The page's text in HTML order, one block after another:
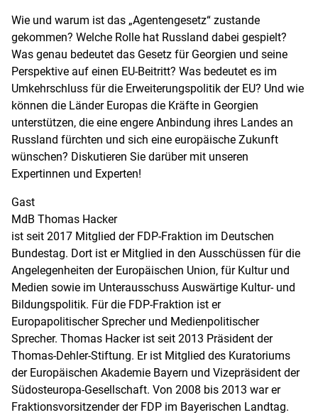
Wie und warum ist das „Agentengesetz“ zustande
gekommen? Welche Rolle hat Russland dabei gespielt?
Was genau bedeutet das Gesetz für Georgien und seine
Perspektive auf einen EU-Beitritt? Was bedeutet es im
Umkehrschluss für die Erweiterungspolitik der EU? Und wie
können die Länder Europas die Kräfte in Georgien
unterstützen, die eine engere Anbindung ihres Landes an
Russland fürchten und sich eine europäische Zukunft
wünschen? Diskutieren Sie darüber mit unseren
Expertinnen und Experten!
Gast
MdB Thomas Hacker
ist seit 2017 Mitglied der FDP-Fraktion im Deutschen
Bundestag. Dort ist er Mitglied in den Ausschüssen für die
Angelegenheiten der Europäischen Union, für Kultur und
Medien sowie im Unterausschuss Auswärtige Kultur- und
Bildungspolitik. Für die FDP-Fraktion ist er
Europapolitischer Sprecher und Medienpolitischer
Sprecher. Thomas Hacker ist seit 2013 Präsident der
Thomas-Dehler-Stiftung. Er ist Mitglied des Kuratoriums
der Europäischen Akademie Bayern und Vizepräsident der
Südosteuropa-Gesellschaft. Von 2008 bis 2013 war er
Fraktionsvorsitzender der FDP im Bayerischen Landtag.